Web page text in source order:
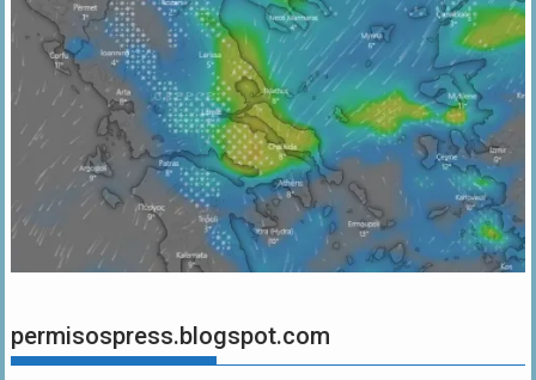
permisospress.blogspot.com